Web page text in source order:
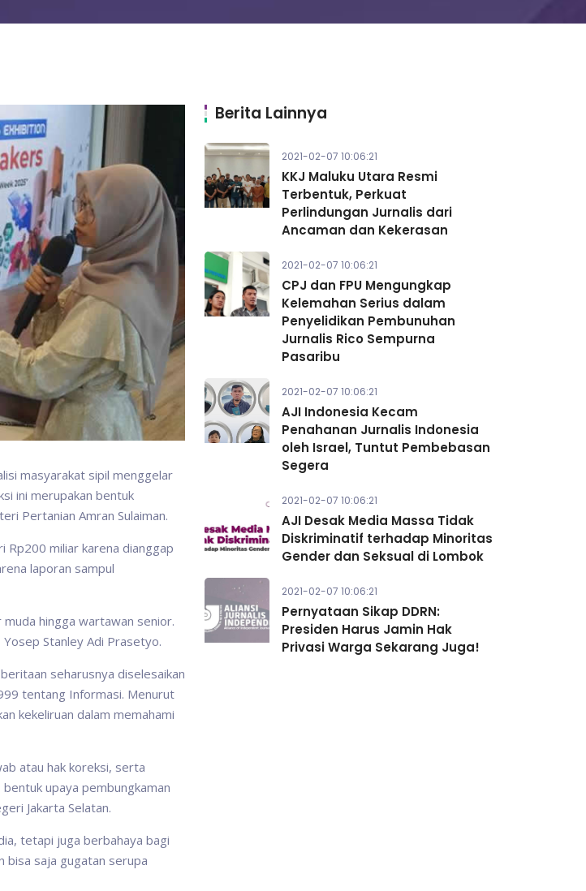
masyarakat sipil menggelar
ini merupakan bentuk
Pertanian Amran Sulaiman.
Rp200 miliar karena dianggap
laporan sampul
hingga wartawan senior.
Stanley Adi Prasetyo.
seharusnya diselesaikan
tentang Informasi. Menurut
kekeliruan dalam memahami
atau hak koreksi, serta
upaya pembungkaman
Jakarta Selatan.
tetapi juga berbahaya bagi
bisa saja gugatan serupa
Berita Lainnya
2021-02-07 10:06:21
KKJ Maluku Utara Resmi
Terbentuk, Perkuat
Perlindungan Jurnalis dari
Ancaman dan Kekerasan
2021-02-07 10:06:21
CPJ dan FPU Mengungkap
Kelemahan Serius dalam
Penyelidikan Pembunuhan
Jurnalis Rico Sempurna
Pasaribu
2021-02-07 10:06:21
AJI Indonesia Kecam
Penahanan Jurnalis Indonesia
oleh Israel, Tuntut Pembebasan
Segera
2021-02-07 10:06:21
AJI Desak Media Massa Tidak
Diskriminatif terhadap Minoritas
Gender dan Seksual di Lombok
2021-02-07 10:06:21
Pernyataan Sikap DDRN:
Presiden Harus Jamin Hak
Privasi Warga Sekarang Juga!